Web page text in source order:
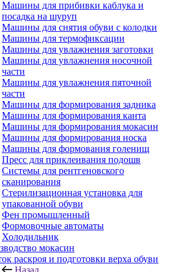
Машины для прибивки каблука и
посадка на шуруп
Машины для снятия обуви с колодки
Машины для термофиксации
Машины для увлажнения заготовки
Машины для увлажнения носочной
части
Машины для увлажнения пяточной
части
Машины для формирования задника
Машины для формирования канта
Машины для формирования мокасин
Машины для формирования носка
Машины для формования голенищ
Пресс для приклеивания подошв
Системы для рентгеновского
сканирования
Стерилизационная установка для
упакованной обуви
Фен промышленный
Формовочные автоматы
Холодильник
мокасин
раскроя и подготовки верха обуви
Назад